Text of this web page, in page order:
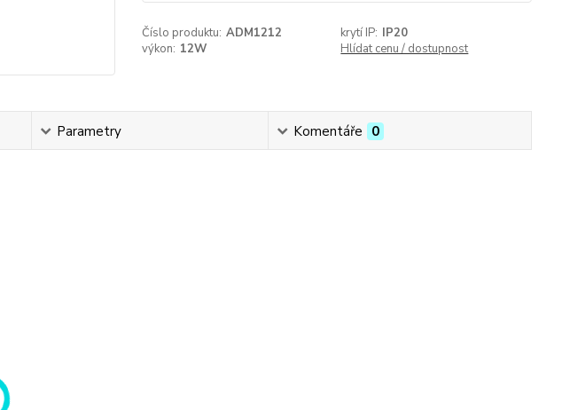
Číslo produktu: ADM1212 krytí IP: IP20
výkon: 12W Hlídat cenu / dostupnost
Parametry Komentáře 0